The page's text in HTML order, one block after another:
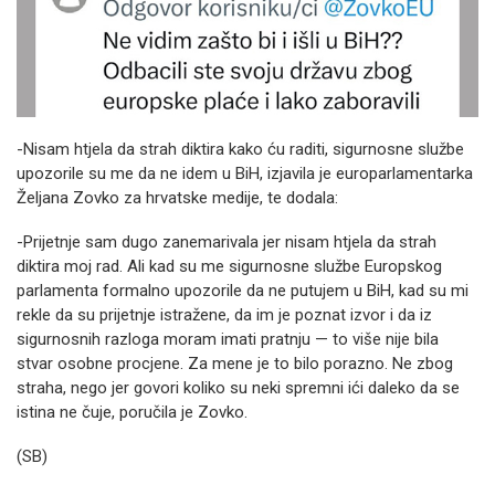
-Nisam htjela da strah diktira kako ću raditi, sigurnosne službe
upozorile su me da ne idem u BiH, izjavila je europarlamentarka
Željana Zovko za hrvatske medije, te dodala:
-Prijetnje sam dugo zanemarivala jer nisam htjela da strah
diktira moj rad. Ali kad su me sigurnosne službe Europskog
parlamenta formalno upozorile da ne putujem u BiH, kad su mi
rekle da su prijetnje istražene, da im je poznat izvor i da iz
sigurnosnih razloga moram imati pratnju — to više nije bila
stvar osobne procjene. Za mene je to bilo porazno. Ne zbog
straha, nego jer govori koliko su neki spremni ići daleko da se
istina ne čuje, poručila je Zovko.
(SB)